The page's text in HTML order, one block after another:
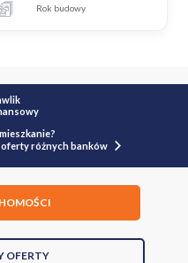
Rok budowy
różnych banków
OFERTY